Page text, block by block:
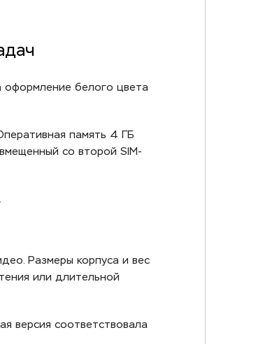
оформление белого цвета
память 4 ГБ
со второй SIM-
Размеры корпуса и вес
или длительной
версия соответствовала